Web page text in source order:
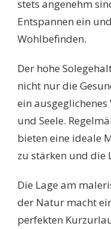
stets angenehm
Entspannen ein
Wohlbefinden.
Der hohe
nicht nur die
ein
und Seele.
bieten eine ideale
zu stärken und die
Die Lage am
der Natur macht
perfekten